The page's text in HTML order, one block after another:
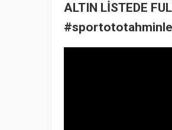
ALTIN LİSTEDE